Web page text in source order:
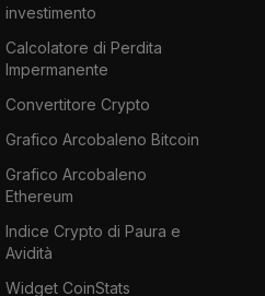
investimento
Calcolatore di Perdita
Impermanente
Convertitore Crypto
Grafico Arcobaleno Bitcoin
Grafico Arcobaleno
Ethereum
Indice Crypto di Paura e
Avidità
Widget CoinStats